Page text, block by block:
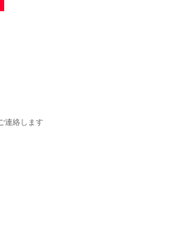
連絡します